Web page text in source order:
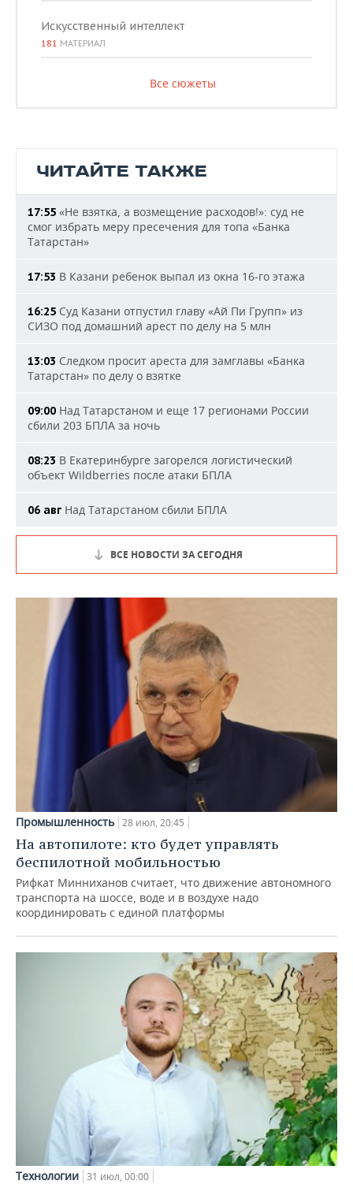
Искусственный интеллект
181 МАТЕРИАЛ
Все сюжеты
ЧИТАЙТЕ ТАКЖЕ
17:55 «Не взятка, а возмещение расходов!»: суд не
смог избрать меру пресечения для топа «Банка
Татарстан»
17:53 В Казани ребенок выпал из окна 16-го этажа
16:25 Суд Казани отпустил главу «Ай Пи Групп» из
СИЗО под домашний арест по делу на 5 млн
13:03 Следком просит ареста для замглавы «Банка
Татарстан» по делу о взятке
09:00 Над Татарстаном и еще 17 регионами России
сбили 203 БПЛА за ночь
08:23 В Екатеринбурге загорелся логистический
объект Wildberries после атаки БПЛА
06 авг Над Татарстаном сбили БПЛА
ВСЕ НОВОСТИ ЗА СЕГОДНЯ
Промышленность 28 июл, 20:45
На автопилоте: кто будет управлять
беспилотной мобильностью
Рифкат Минниханов считает, что движение автономного
транспорта на шоссе, воде и в воздухе надо
координировать с единой платформы
Технологии 31 июл, 00:00